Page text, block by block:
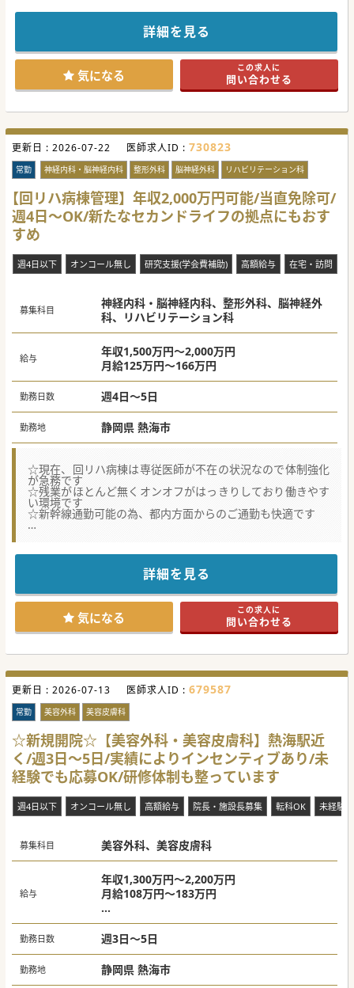
ティ豊富なリゾート地にございます。
メリハリのある働き方が可能で、QOL向上とともにご経験に
応じて高額年収も期待できます。
東京駅まで新幹線で1時間、名古屋駅まで2時間と休日のお出
かけにも便利な立地です。
住宅手当も完備、転居可能な先生におすすめな求人ですので
お気軽にお問い合わせください。
詳細を見る
気になる この求人に
問い合わせる
更新日 : 2026-07-22 医師求人ID : 730823
常勤 神経内科・脳神経内科 整形外科 脳神経外科 リハビリテーション科
【回リハ病棟管理】年収2,000万円可能/当直免除可/
週4日～OK/新たなセカンドライフの拠点にもおす
すめ
週4日以下 オンコール無し 研究支援(学会費補助) 高額給与 在宅・訪問
募集科目
神経内科・脳神経内科、整形外科、脳神経外
科、リハビリテーション科
給与
年収1,500万円～2,000万円
月給125万円～166万円
勤務日数 週4日～5日
勤務地 静岡県 熱海市
☆現在、回リハ病棟は専従医師が不在の状況なので体制強化
が急務です
☆残業がほとんど無くオンオフがはっきりしており働きやす
い環境です
☆新幹線通勤可能の為、都内方面からのご通勤も快適です
ティ豊富なリゾート地にございます。
メリハリのある働き方が可能で、QOL向上とともにご経験に
応じて高額年収も期待できます。
東京駅まで新幹線で1時間、名古屋駅まで2時間と休日のお出
かけにも便利な立地です。
住宅手当も完備、転居可能な先生におすすめな求人ですので
お気軽にお問い合わせください。
詳細を見る
気になる この求人に
問い合わせる
更新日 : 2026-07-13 医師求人ID : 679587
常勤 美容外科 美容皮膚科
☆新規開院☆【美容外科・美容皮膚科】熱海駅近
く/週3日～5日/実績によりインセンティブあり/未
経験でも応募OK/研修体制も整っています
週4日以下 オンコール無し 高額給与 院長・施設長募集 転科OK 未経験
募集科目 美容外科、美容皮膚科
給与
年収1,300万円～2,200万円
月給108万円～183万円
■インセンティブ詳細
個人売りが1,000万/月（税抜）超えたら超え
た分の10％
個人売りが2,000万/月（税抜）超えたら超え
た分の20％ 時給
勤務日数 週3日～5日
勤務地 静岡県 熱海市